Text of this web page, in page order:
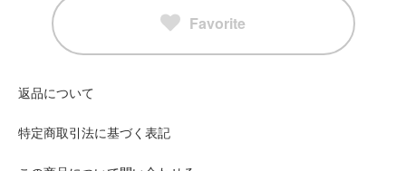
Favorite
返品について
特定商取引法に基づく表記